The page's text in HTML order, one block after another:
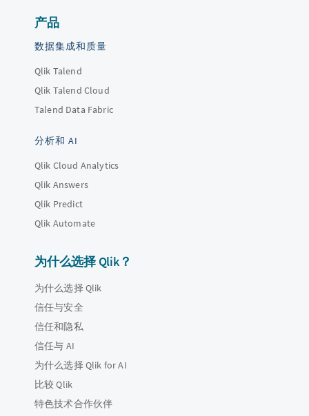
产品
数据集成和质量
Qlik Talend
Qlik Talend Cloud
Talend Data Fabric
分析和 AI
Qlik Cloud Analytics
Qlik Answers
Qlik Predict
Qlik Automate
为什么选择 Qlik？
为什么选择 Qlik
信任与安全
信任和隐私
信任与 AI
为什么选择 Qlik for AI
比较 Qlik
特色技术合作伙伴